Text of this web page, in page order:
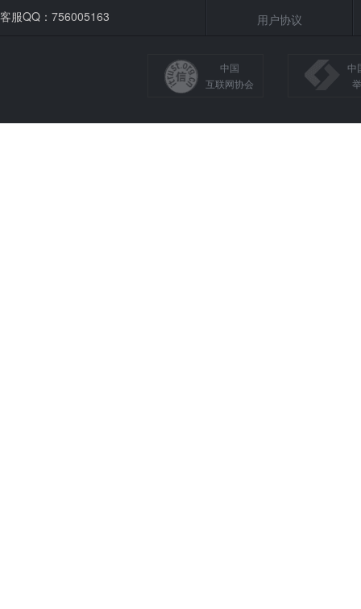
客服QQ：756005163
用户协议
中国
互联网协会
中